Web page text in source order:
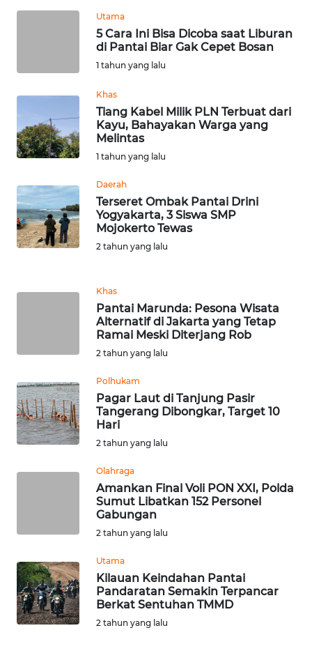
Utama
5 Cara Ini Bisa Dicoba saat Liburan
di Pantai Biar Gak Cepet Bosan
1 tahun yang lalu
Khas
Tiang Kabel Milik PLN Terbuat dari
Kayu, Bahayakan Warga yang
Melintas
1 tahun yang lalu
Daerah
Terseret Ombak Pantai Drini
Yogyakarta, 3 Siswa SMP
Mojokerto Tewas
2 tahun yang lalu
Khas
Pantai Marunda: Pesona Wisata
Alternatif di Jakarta yang Tetap
Ramai Meski Diterjang Rob
2 tahun yang lalu
Polhukam
Pagar Laut di Tanjung Pasir
Tangerang Dibongkar, Target 10
Hari
2 tahun yang lalu
Olahraga
Amankan Final Voli PON XXI, Polda
Sumut Libatkan 152 Personel
Gabungan
2 tahun yang lalu
Utama
Kilauan Keindahan Pantai
Pandaratan Semakin Terpancar
Berkat Sentuhan TMMD
2 tahun yang lalu
KALSEL
WN
KALTIM
WN
SULSEL
WN
GORONTALO
MALUKU
WN
MALUT
WN
WN
NIAS
WN
LANGKAT